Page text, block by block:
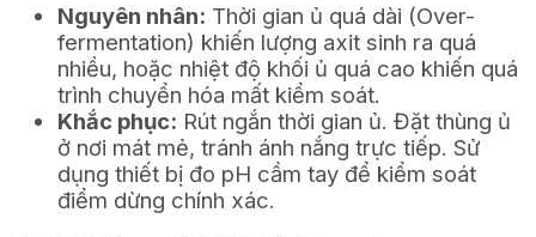
Nguyên nhân: Thời gian ủ quá dài (Over-
fermentation) khiến lượng axit sinh ra quá
nhiều, hoặc nhiệt độ khối ủ quá cao khiến quá
trình chuyển hóa mất kiểm soát.
Khắc phục: Rút ngắn thời gian ủ. Đặt thùng ủ
ở nơi mát mẻ, tránh ánh nắng trực tiếp. Sử
dụng thiết bị đo pH cầm tay để kiểm soát
điểm dừng chính xác.